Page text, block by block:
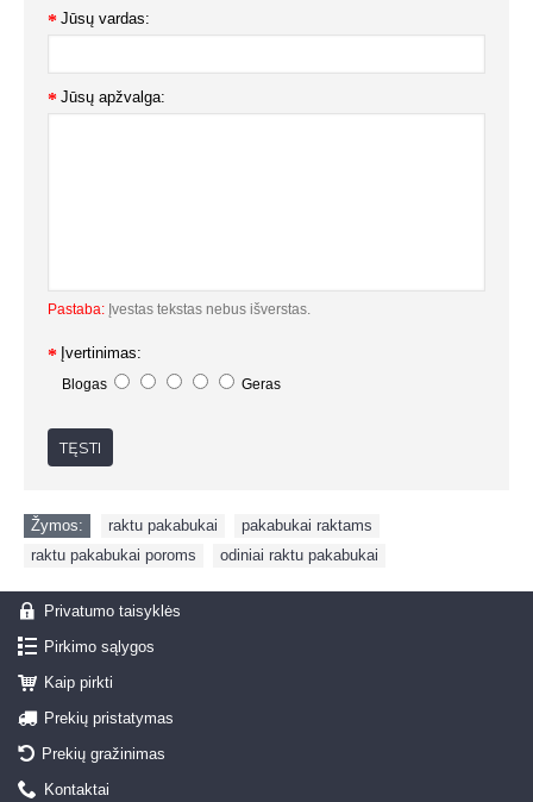
Jūsų vardas:
Jūsų apžvalga:
Pastaba: Įvestas tekstas nebus išverstas.
Įvertinimas:
Blogas Geras
TĘSTI
Žymos: raktu pakabukai pakabukai raktams
raktu pakabukai poroms
odiniai raktu pakabukai
Privatumo taisyklės
Pirkimo sąlygos
Kaip pirkti
Prekių pristatymas
Prekių gražinimas
Kontaktai